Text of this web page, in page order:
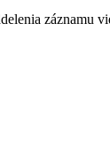
záznamu